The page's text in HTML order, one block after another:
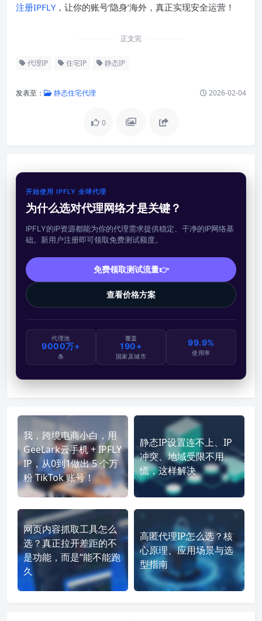
注册IPFLY，让你的账号‘隐身’海外，真正实现安全运营！
正文完
代理IP 住宅IP 静态IP
发表至： 静态住宅代理 2026-02-04
0
开始使用 IPFLY 全球代理
为什么选对代理网络才是关键？
IPFLY的IP资源都能为你的代理需求提供稳定、干净的IP网络基
础。新用户注册即可领取免费测试额度。
免费领取测试流量👉
查看价格方案
代理池
9000万+
条
覆盖
190+
国家及城市
99.9%
使用率
我，跨境电商小白，用
GeeLark云手机 + IPFLY
IP，从0到1做出 5 个万
粉 TikTok 账号！
静态IP设置连不上、IP
冲突、地域受限不用
慌，这样解决
网页内容抓取工具怎么
选？真正拉开差距的不
是功能，而是“能不能跑
久
高匿代理IP怎么选？核
心原理、应用场景与选
型指南